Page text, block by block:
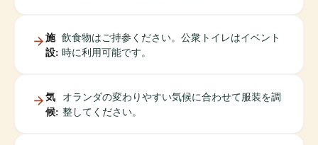
施
設:
飲食物はご持参ください。公衆トイレはイベント
時に利用可能です。
気
候:
オランダの変わりやすい気候に合わせて服装を調
整してください。